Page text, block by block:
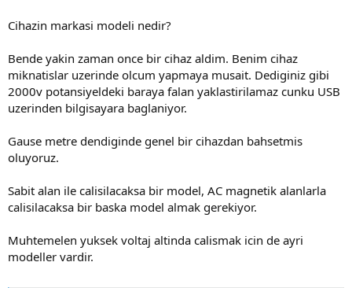
Kullanımı ne kadar zorlaştırıyor anlatamam.
Cihazin markasi modeli nedir?
Bende yakin zaman once bir cihaz aldim. Benim cihaz
miknatislar uzerinde olcum yapmaya musait. Dediginiz gibi
2000v potansiyeldeki baraya falan yaklastirilamaz cunku USB
uzerinden bilgisayara baglaniyor.
Gause metre dendiginde genel bir cihazdan bahsetmis
oluyoruz.
Sabit alan ile calisilacaksa bir model, AC magnetik alanlarla
calisilacaksa bir baska model almak gerekiyor.
Muhtemelen yuksek voltaj altinda calismak icin de ayri
modeller vardir.